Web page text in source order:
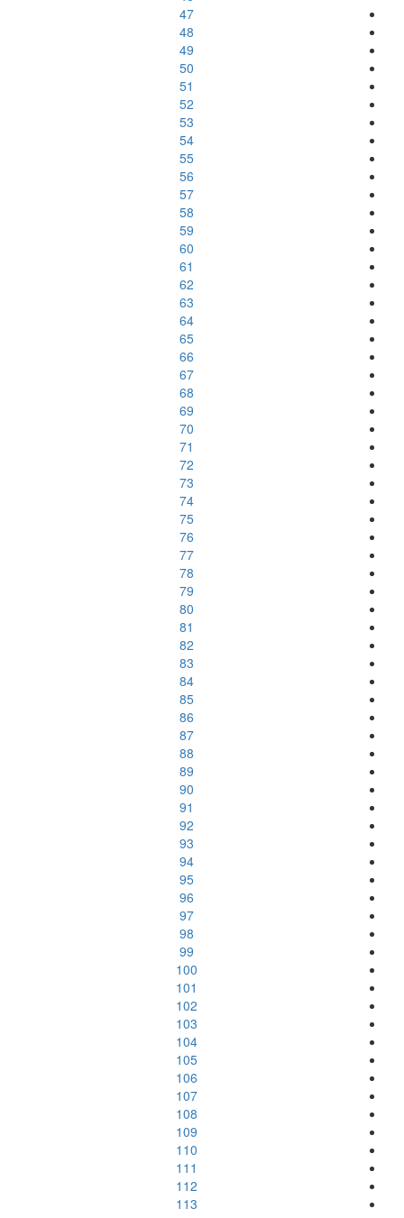
47
48
49
50
51
52
53
54
55
56
57
58
59
60
61
62
63
64
65
66
67
68
69
70
71
72
73
74
75
76
77
78
79
80
81
82
83
84
85
86
87
88
89
90
91
92
93
94
95
96
97
98
99
100
101
102
103
104
105
106
107
108
109
110
111
112
113